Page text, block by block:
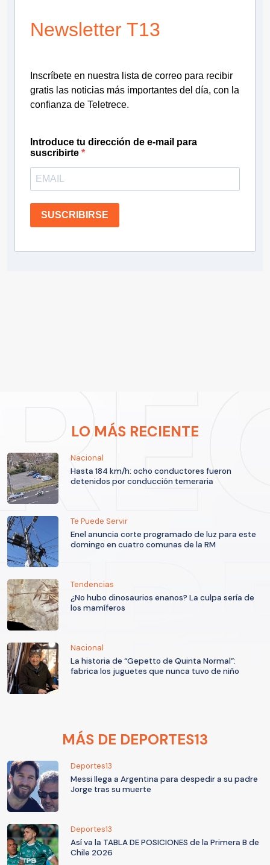
Newsletter T13
Inscríbete en nuestra lista de correo para recibir
gratis las noticias más importantes del día, con la
confianza de Teletrece.
Introduce tu dirección de e-mail para
suscribirte
SUSCRIBIRSE
LO MÁS RECIENTE
Nacional
Hasta 184 km/h: ocho conductores fueron
detenidos por conducción temeraria
Te Puede Servir
Enel anuncia corte programado de luz para este
domingo en cuatro comunas de la RM
Tendencias
¿No hubo dinosaurios enanos? La culpa sería de
los mamíferos
Nacional
La historia de “Gepetto de Quinta Normal”:
fabrica los juguetes que nunca tuvo de niño
MÁS DE DEPORTES13
Deportes13
Messi llega a Argentina para despedir a su padre
Jorge tras su muerte
Deportes13
Así va la TABLA DE POSICIONES de la Primera B de
Chile 2026